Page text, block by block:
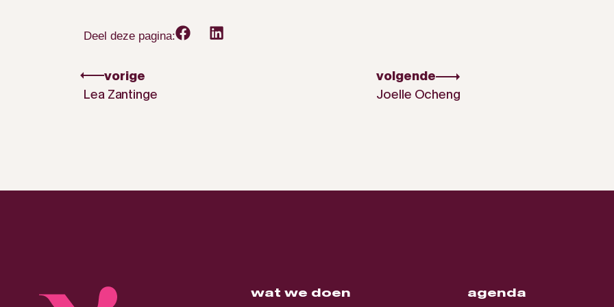
Deel deze pagina:
vorige
Lea Zantinge
volgende
Joelle Ocheng
wat we doen
agenda